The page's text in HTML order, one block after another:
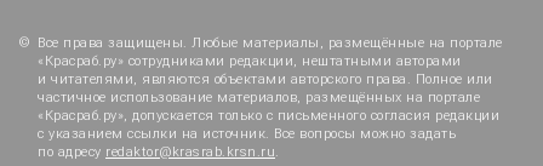
Все права защищены. Любые материалы, размещённые на портале
«Красраб.ру» сотрудниками редакции, нештатными авторами
и читателями, являются объектами авторского права. Полное или
частичное использование материалов, размещённых на портале
«Красраб.ру», допускается только с письменного согласия редакции
с указанием ссылки на источник. Все вопросы можно задать
по адресу redaktor@krasrab.krsn.ru.